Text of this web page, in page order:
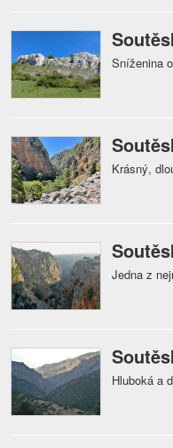
Sníženina
Krásný,
Jedna z
Hluboká a